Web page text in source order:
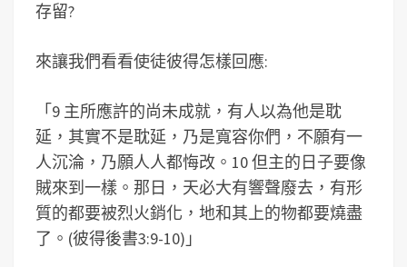
存留?
來讓我們看看使徒彼得怎樣回應:
「9 主所應許的尚未成就，有人以為他是耽
延，其實不是耽延，乃是寬容你們，不願有一
人沉淪，乃願人人都悔改。10 但主的日子要像
賊來到一樣。那日，天必大有響聲廢去，有形
質的都要被烈火銷化，地和其上的物都要燒盡
了。(彼得後書3:9-10)」